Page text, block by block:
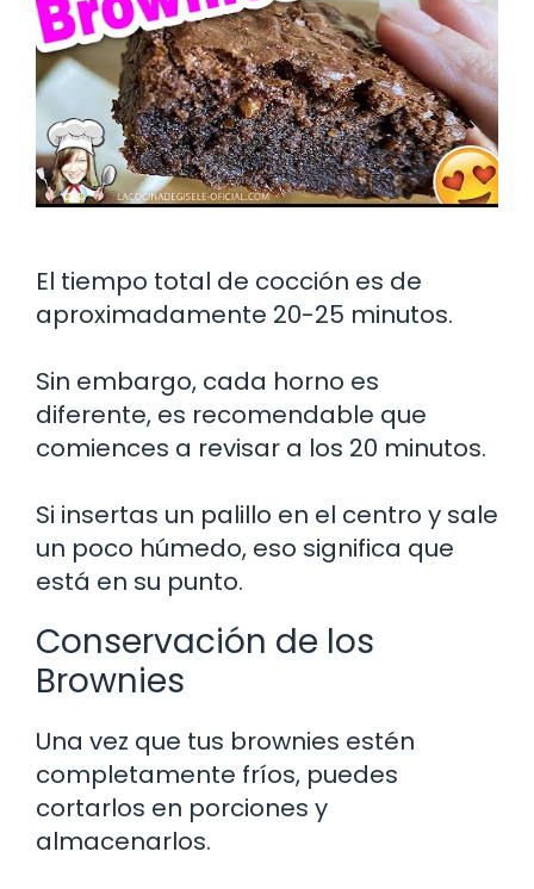
El tiempo total de cocción es de
aproximadamente 20-25 minutos.
Sin embargo, cada horno es
diferente, es recomendable que
comiences a revisar a los 20 minutos.
Si insertas un palillo en el centro y sale
un poco húmedo, eso significa que
está en su punto.
Conservación de los
Brownies
Una vez que tus brownies estén
completamente fríos, puedes
cortarlos en porciones y
almacenarlos.